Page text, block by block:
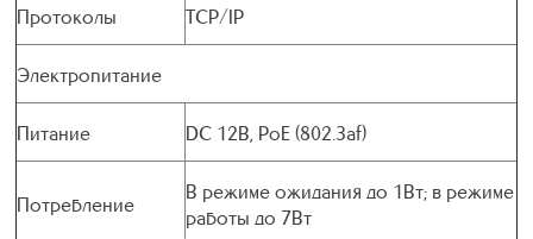
Протоколы TCP/IP
Электропитание
Питание DC 12В, PoE (802.3af)
Потребление
В режиме ожидания до 1Вт; в режиме
работы до 7Вт